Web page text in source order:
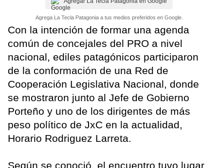
Agrega La Tecla Patagonia a tus medios preferidos en Google.
Con la intención de formar una agenda
común de concejales del PRO a nivel
nacional, ediles patagónicos participaron
de la conformación de una Red de
Cooperación Legislativa Nacional, donde
se mostraron junto al Jefe de Gobierno
Porteño y uno de los dirigentes de más
peso político de JxC en la actualidad,
Horario Rodriguez Larreta.
Según se conoció, el encuentro tuvo lugar